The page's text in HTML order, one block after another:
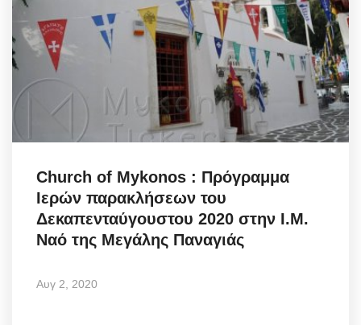
Church of Mykonos : Πρόγραμμα
Ιερών παρακλήσεων του
Δεκαπενταύγουστου 2020 στην Ι.Μ.
Ναό της Μεγάλης Παναγιάς
Αυγ 2, 2020